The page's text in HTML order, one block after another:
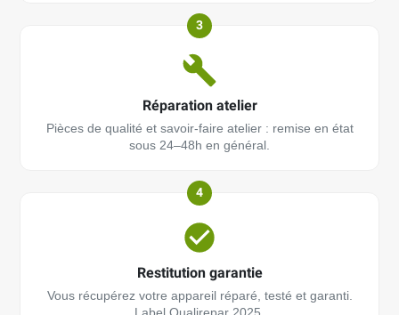
3
Réparation atelier
Pièces de qualité et savoir-faire atelier : remise en état
sous 24–48h en général.
4
Restitution garantie
Vous récupérez votre appareil réparé, testé et garanti.